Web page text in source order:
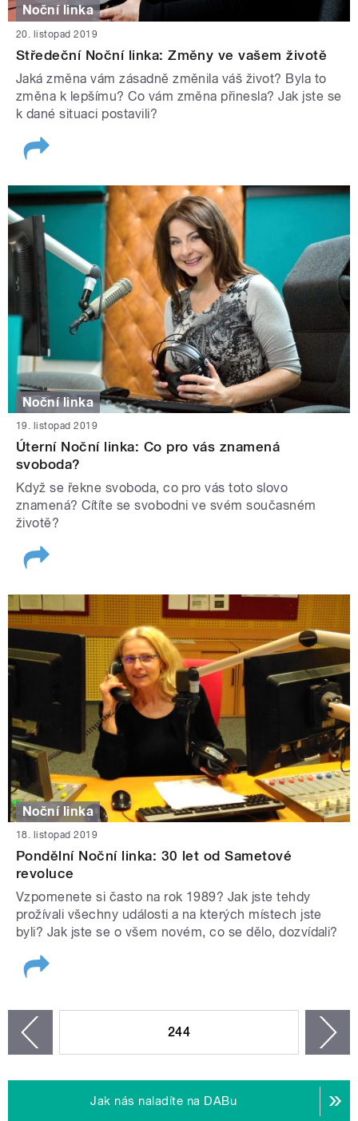
Noční linka
20. listopad 2019
Středeční Noční linka: Změny ve vašem životě
Jaká změna vám zásadně změnila váš život? Byla to
změna k lepšímu? Co vám změna přinesla? Jak jste se
k dané situaci postavili?
Noční linka
19. listopad 2019
Úterní Noční linka: Co pro vás znamená
svoboda?
Když se řekne svoboda, co pro vás toto slovo
znamená? Cítíte se svobodni ve svém současném
životě?
Noční linka
18. listopad 2019
Pondělní Noční linka: 30 let od Sametové
revoluce
Vzpomenete si často na rok 1989? Jak jste tehdy
prožívali všechny události a na kterých místech jste
byli? Jak jste se o všem novém, co se dělo, dozvídali?
244
Jak nás naladíte na DABu